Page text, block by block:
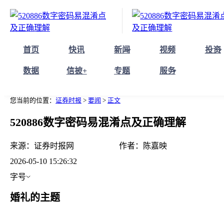
首页 快讯 新闻 视频 投资
数据 信披+ 专题 服务
您当前的位置： 证券时报 > 要闻 > 正文
520886数字密码易混淆点及正确理解
来源： 证券时报网 作者：
陈嘉映
2026-05-10 15:26:32
字号
婚礼的主题